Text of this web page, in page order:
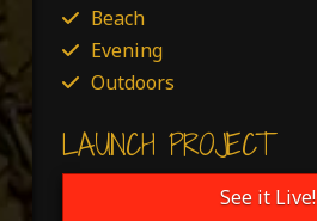
Beach
Evening
Outdoors
LAUNCH PROJECT
See it Live!